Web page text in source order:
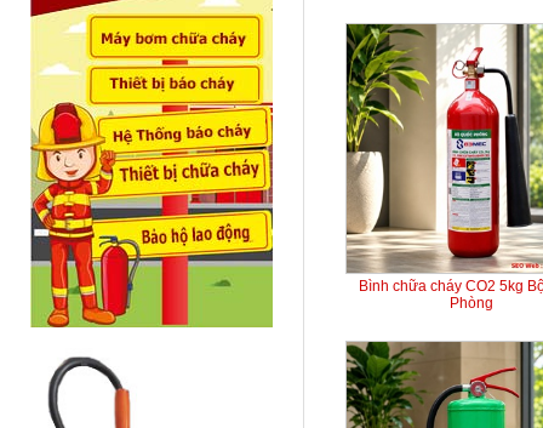
Bình chữa cháy CO2 5kg
Phòng